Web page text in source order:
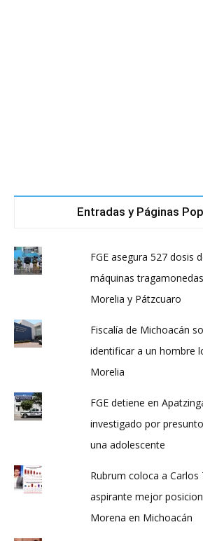
Entradas y Páginas
FGE asegura 527 dosis
máquinas
Morelia y Pátzcuaro
Fiscalía de Michoacán
identificar a un hombre
Morelia
FGE detiene en
investigado por
una adolescente
Rubrum coloca a
aspirante mejor
Morena en Michoacán